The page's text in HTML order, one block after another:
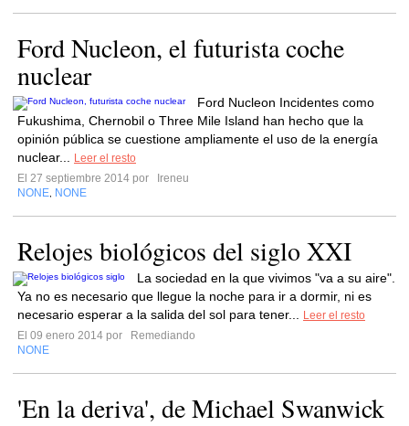
Ford Nucleon, el futurista coche
nuclear
Ford Nucleon Incidentes como
Fukushima, Chernobil o Three Mile Island han hecho que la
opinión pública se cuestione ampliamente el uso de la energía
nuclear...
Leer el resto
El 27 septiembre 2014 por
Ireneu
NONE NONE
Relojes biológicos del siglo XXI
La sociedad en la que vivimos "va a su aire".
Ya no es necesario que llegue la noche para ir a dormir, ni es
necesario esperar a la salida del sol para tener...
Leer el resto
El 09 enero 2014 por
Remediando
NONE
'En la deriva', de Michael Swanwick